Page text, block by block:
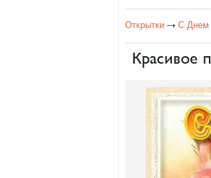
Открытки С Днем
Красивое